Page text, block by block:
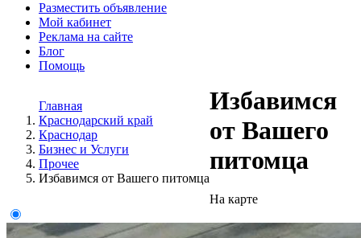
Разместить объявление
Мой кабинет
Реклама на сайте
Блог
Помощь
Главная
Краснодарский край
Краснодар
Бизнес и Услуги
Прочее
Избавимся от Вашего питомца
Избавимся
от Вашего
питомца
На карте